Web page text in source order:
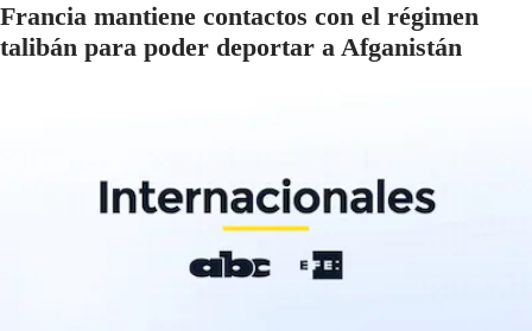
Francia mantiene contactos con el régimen
talibán para poder deportar a Afganistán